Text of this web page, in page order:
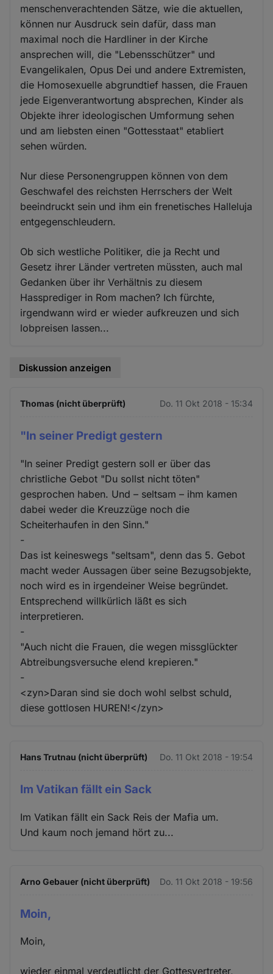
menschenverachtenden Sätze, wie die aktuellen,
können nur Ausdruck sein dafür, dass man
maximal noch die Hardliner in der Kirche
ansprechen will, die "Lebensschützer" und
Evangelikalen, Opus Dei und andere Extremisten,
die Homosexuelle abgrundtief hassen, die Frauen
jede Eigenverantwortung absprechen, Kinder als
Objekte ihrer ideologischen Umformung sehen
und am liebsten einen "Gottesstaat" etabliert
sehen würden.
Nur diese Personengruppen können von dem
Geschwafel des reichsten Herrschers der Welt
beeindruckt sein und ihm ein frenetisches Halleluja
entgegenschleudern.
Ob sich westliche Politiker, die ja Recht und
Gesetz ihrer Länder vertreten müssten, auch mal
Gedanken über ihr Verhältnis zu diesem
Hassprediger in Rom machen? Ich fürchte,
irgendwann wird er wieder aufkreuzen und sich
lobpreisen lassen...
Diskussion anzeigen
Thomas (nicht überprüft) Do. 11 Okt 2018 - 15:34
"In seiner Predigt gestern
"In seiner Predigt gestern soll er über das
christliche Gebot "Du sollst nicht töten"
gesprochen haben. Und – seltsam – ihm kamen
dabei weder die Kreuzzüge noch die
Scheiterhaufen in den Sinn."
-
Das ist keineswegs "seltsam", denn das 5. Gebot
macht weder Aussagen über seine Bezugsobjekte,
noch wird es in irgendeiner Weise begründet.
Entsprechend willkürlich läßt es sich
interpretieren.
-
"Auch nicht die Frauen, die wegen missglückter
Abtreibungsversuche elend krepieren."
-
<zyn>Daran sind sie doch wohl selbst schuld,
diese gottlosen HUREN!</zyn>
Hans Trutnau (nicht überprüft) Do. 11 Okt 2018 - 19:54
Im Vatikan fällt ein Sack
Im Vatikan fällt ein Sack Reis der Mafia um.
Und kaum noch jemand hört zu...
Arno Gebauer (nicht überprüft) Do. 11 Okt 2018 - 19:56
Moin,
Moin,
wieder einmal verdeutlicht der Gottesvertreter,